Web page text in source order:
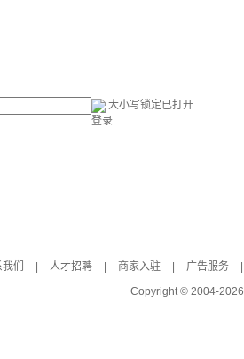
大小写锁定已打开
登录
们 人才招聘 商家入驻 广告服务
Copyright © 2004-2026